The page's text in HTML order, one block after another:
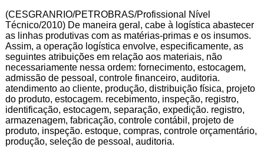
(CESGRANRIO/PETROBRAS/Profissional Nível
Técnico/2010) De maneira geral, cabe à logística abastecer
as linhas produtivas com as matérias-primas e os insumos.
Assim, a operação logística envolve, especificamente, as
seguintes atribuições em relação aos materiais, não
necessariamente nessa ordem: fornecimento, estocagem,
admissão de pessoal, controle financeiro, auditoria.
atendimento ao cliente, produção, distribuição física, projeto
do produto, estocagem. recebimento, inspeção, registro,
identificação, estocagem, separação, expedição. registro,
armazenagem, fabricação, controle contábil, projeto de
produto, inspeção. estoque, compras, controle orçamentário,
produção, seleção de pessoal, auditoria.